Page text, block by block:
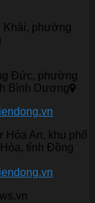
Khải, phường
Đức, phường
Bình Dương
Hóa An, khu phố
tỉnh Đồng